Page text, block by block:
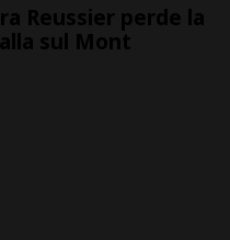
Reussier perde la
sul Mont